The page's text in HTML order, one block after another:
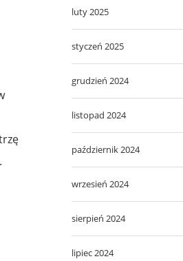
luty 2025
styczeń 2025
grudzień 2024
listopad 2024
październik 2024
wrzesień 2024
sierpień 2024
lipiec 2024